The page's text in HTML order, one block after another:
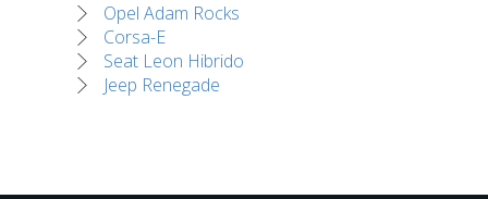
Opel Adam Rocks
Corsa-E
Seat Leon Hibrido
Jeep Renegade